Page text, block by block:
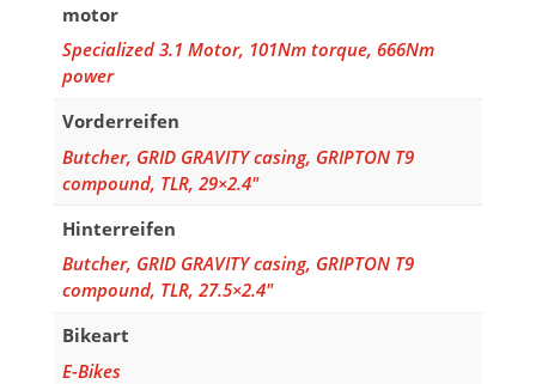
motor
Specialized 3.1 Motor, 101Nm torque, 666Nm
power
Vorderreifen
Butcher, GRID GRAVITY casing, GRIPTON T9
compound, TLR, 29×2.4"
Hinterreifen
Butcher, GRID GRAVITY casing, GRIPTON T9
compound, TLR, 27.5×2.4"
Bikeart
E-Bikes